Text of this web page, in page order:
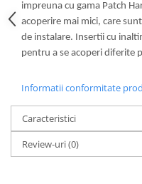
impreuna cu gama Patch
acoperire mai mici, care
de instalare. Insertii cu
pentru a se acoperi diferite
Informatii conformitate
Caracteristici
Review-uri(0)